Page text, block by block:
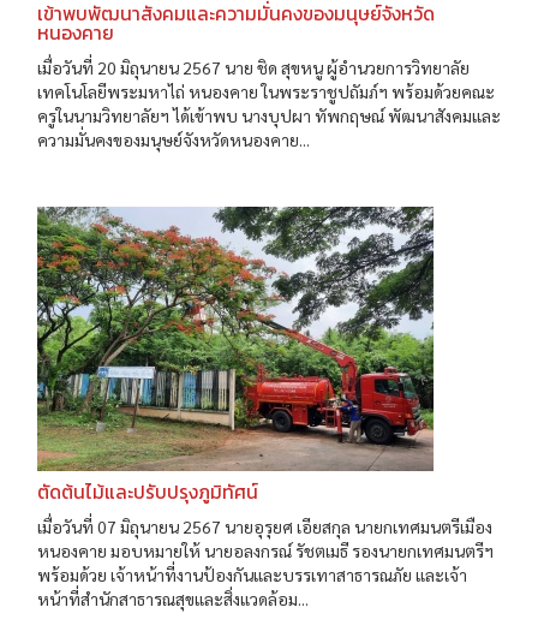
เข้าพบพัฒนาสังคมและความมั่นคงของมนุษย์จังหวัด
หนองคาย
เมื่อวันที่ 20 มิถุนายน 2567 นาย ชิด สุขหนู ผู้อำนวยการวิทยาลัย
เทคโนโลยีพระมหาไถ่ หนองคาย ในพระราชูปถัมภ์ฯ พร้อมด้วยคณะ
ครูในนามวิทยาลัยฯ ได้เข้าพบ นางบุปผา ทัพกฤษณ์ พัฒนาสังคมและ
ความมั่นคงของมนุษย์จังหวัดหนองคาย...
ตัดต้นไม้และปรับปรุงภูมิทัศน์
เมื่อวันที่ 07 มิถุนายน 2567 นายอุรุยศ เอียสกุล นายกเทศมนตรีเมือง
หนองคาย มอบหมายให้ นายอลงกรณ์ รัชตเมธี รองนายกเทศมนตรีฯ
พร้อมด้วย เจ้าหน้าที่งานป้องกันและบรรเทาสาธารณภัย และเจ้า
หน้าที่สำนักสาธารณสุขและสิ่งแวดล้อม...